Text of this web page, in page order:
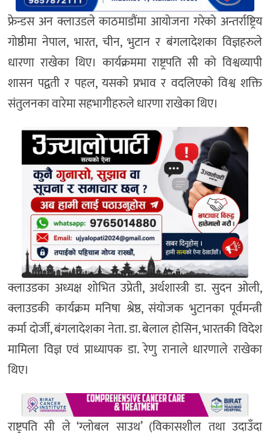
फ्रेन्डस अन क्लाउडले काठमाडौंमा आयोजना गरेको अन्तर्राष्ट्रिय
गोष्ठीमा नेपाल, भारत, चीन, भुटान र बंगलादेशका विज्ञहरुले
धारणा राखेका थिए। कार्यक्रममा राष्ट्रपति सी को विश्वव्यापी
शासन पद्वती र पहल, यसको प्रभाव र वदलिएको विश्व शक्ति
संतुलनका वारेमा सहभागीहरुले धारणा राखेका थिए।
क्लाउडका अध्यक्ष शोभित उप्रेती, अर्थशास्त्री डा. सुदन ओली,
क्लाउडकी कार्यक्रम मनिषा श्रेष्ठ, संयोजक भुटानका पूर्वमन्त्री
कर्मा दोर्जी, बंगलादेशका नेता. डा. बेलाल होसिन, भारतकी विदेश
मामिला विज्ञ एवं प्राध्यापक डा. रेणु रानाले धारणाले राखेका
थिए।
राष्ट्रपति सी ले ‘ग्लोबल साउथ’ (विकासशील तथा उदाउँदा